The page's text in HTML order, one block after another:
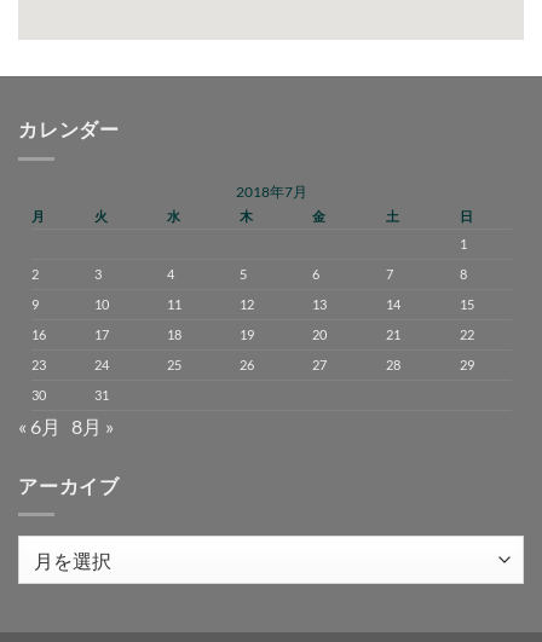
カレンダー
2018年7月
月 火 水 木 金 土
日
1
2
3 4 5 6 7
8
9
10 11 12 13 14
15
16
17 18 19 20 21
22
23
24 25 26 27 28
29
30
31
« 6月 8月 »
アーカイブ
イ